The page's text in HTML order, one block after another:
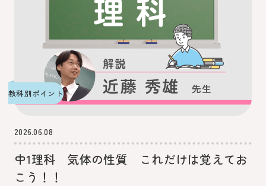
教科別ポイント
2026.06.08
中1理科 気体の性質 これだけは覚えてお
こう！！